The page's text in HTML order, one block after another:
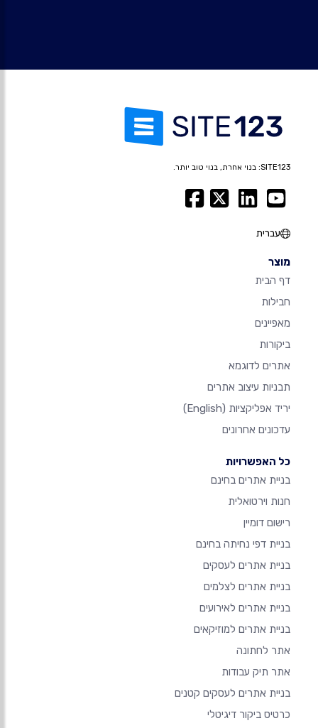
SITE123: בנוי אחרת, בנוי טוב יותר.
עברית
מוצר
דף הבית
חבילות
מאפיינים
ביקורות
אתרים לדוגמא
תבניות עיצוב אתרים
יריד אפליקציות (English)
עדכונים אחרונים
כל האפשרויות
בניית אתרים בחינם
חנות וירטואלית
רישום דומיין
בניית דפי נחיתה בחינם
בניית אתרים לעסקים
בניית אתרים לצלמים
בניית אתרים לאירועים
בניית אתרים למוזיקאים
אתר לחתונה
אתר תיק עבודות
בניית אתרים לעסקים קטנים
כרטיס ביקור דיגיטלי